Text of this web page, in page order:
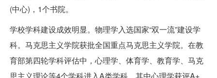
(中心)，1个书院。
学校学科建设成效明显。物理学入选国家“双一流”建设学
科。马克思主义学院获批全国重点马克思主义学院。在教
育部第四轮学科评估中，心理学、体育学、教育学、马克